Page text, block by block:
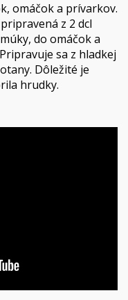
omáčok a prívarkov.
z 2 dcl
do omáčok a
sa z hladkej
Dôležité je
hrudky.